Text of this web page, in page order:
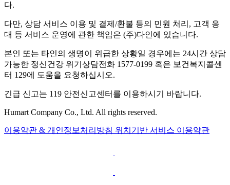
다.
다만, 상담 서비스 이용 및 결제/환불 등의 민원 처리, 고객 응
대 등 서비스 운영에 관한 책임은 (주)다인에 있습니다.
본인 또는 타인의 생명이 위급한 상황일 경우에는 24시간 상담
가능한 정신건강 위기상담전화 1577-0199 혹은 보건복지콜센
터 129에 도움을 요청하십시오.
긴급 신고는 119 안전신고센터를 이용하시기 바랍니다.
Humart Company Co., Ltd. All rights reserved.
이용약관 & 개인정보처리방침 위치기반 서비스 이용약관